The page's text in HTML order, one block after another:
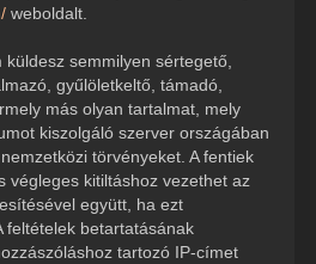
weboldalt.
semmilyen sértegető,
gyűlöletkeltő, támadó,
más olyan tartalmat, mely
kiszolgáló szerver országában
törvényeket. A fentiek
végleges kitiltáshoz vezethet az
együtt, ha ezt
feltételek betartatásának
tartozó IP-címet